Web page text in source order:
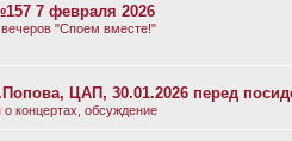
7 февраля 2026
"Споем вместе!"
ЦАП, 30.01.2026 перед
концертах, обсуждение